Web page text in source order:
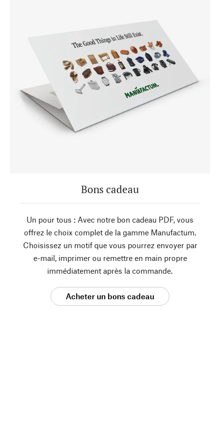
Bons cadeau
Un pour tous : Avec notre bon cadeau PDF, vous
offrez le choix complet de la gamme Manufactum.
Choisissez un motif que vous pourrez envoyer par
e-mail, imprimer ou remettre en main propre
immédiatement après la commande.
Acheter un bons cadeau